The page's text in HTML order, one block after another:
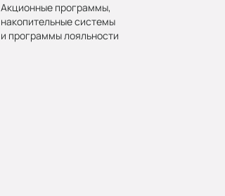
Акционные программы,
накопительные системы
и программы лояльности